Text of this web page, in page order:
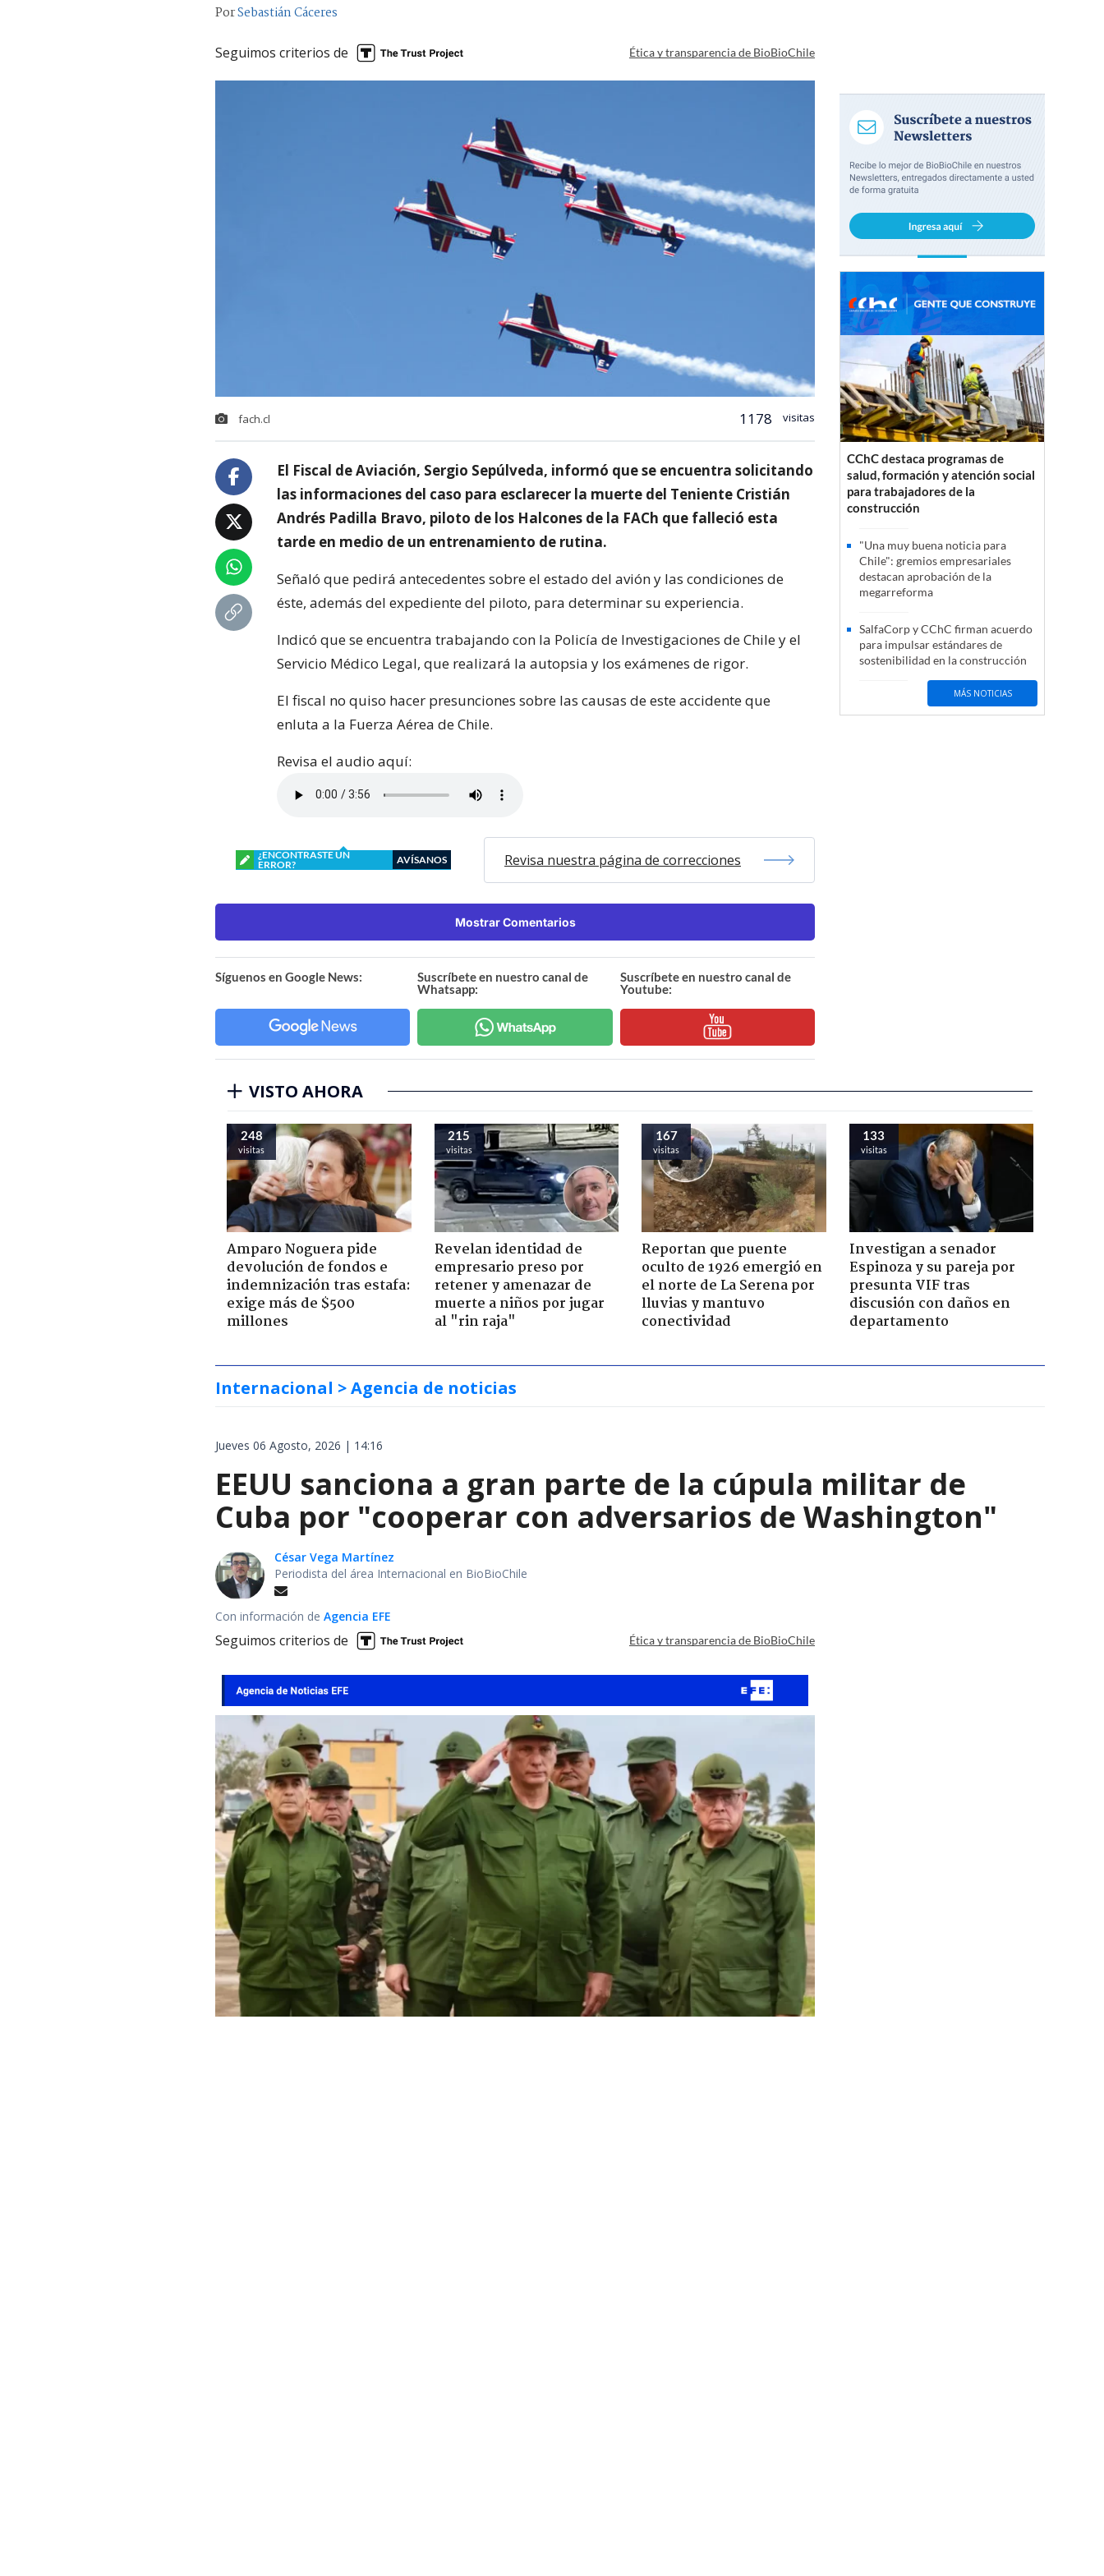
PorSebastián Cáceres
Seguimos criterios de Ética y transparencia de BioBioChile
fach.cl 1178 visitas
El Fiscal de Aviación, Sergio Sepúlveda, informó que se encuentra solicitando
las informaciones del caso para esclarecer la muerte del Teniente Cristián
Andrés Padilla Bravo, piloto de los Halcones de la FACh que falleció esta
tarde en medio de un entrenamiento de rutina.
Señaló que pedirá antecedentes sobre el estado del avión y las condiciones de
éste, además del expediente del piloto, para determinar su experiencia.
Indicó que se encuentra trabajando con la Policía de Investigaciones de Chile y el
Servicio Médico Legal, que realizará la autopsia y los exámenes de rigor.
El fiscal no quiso hacer presunciones sobre las causas de este accidente que
enluta a la Fuerza Aérea de Chile.
Revisa el audio aquí:
¿ENCONTRASTE UN
ERROR?
AVÍSANOS Revisa nuestra página de correcciones
Mostrar Comentarios
Síguenos en Google News:
Suscríbete en nuestro canal de
Whatsapp:
Suscríbete en nuestro canal de
Youtube:
CChC destaca programas de
salud, formación y atención social
para trabajadores de la
construcción
"Una muy buena noticia para
Chile": gremios empresariales
destacan aprobación de la
megarreforma
SalfaCorp y CChC firman acuerdo
para impulsar estándares de
sostenibilidad en la construcción
MÁS NOTICIAS
VISTO AHORA
248
visitas
Amparo Noguera pide
devolución de fondos e
indemnización tras estafa:
exige más de $500
millones
215
visitas
Revelan identidad de
empresario preso por
retener y amenazar de
muerte a niños por jugar
al "rin raja"
167
visitas
Reportan que puente
oculto de 1926 emergió en
el norte de La Serena por
lluvias y mantuvo
conectividad
133
visitas
Investigan a senador
Espinoza y su pareja por
presunta VIF tras
discusión con daños en
departamento
Internacional > Agencia de noticias
Jueves 06 Agosto, 2026 | 14:16
EEUU sanciona a gran parte de la cúpula militar de
Cuba por "cooperar con adversarios de Washington"
César Vega Martínez
Periodista del área Internacional en BioBioChile
Con información de Agencia EFE
Seguimos criterios de Ética y transparencia de BioBioChile